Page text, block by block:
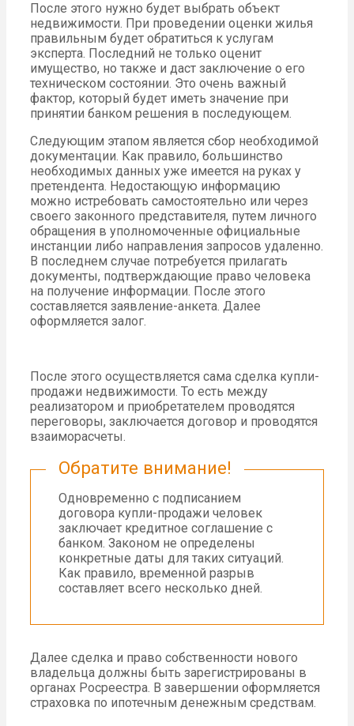
После этого нужно будет выбрать объект
недвижимости. При проведении оценки жилья
правильным будет обратиться к услугам
эксперта. Последний не только оценит
имущество, но также и даст заключение о его
техническом состоянии. Это очень важный
фактор, который будет иметь значение при
принятии банком решения в последующем.
Следующим этапом является сбор необходимой
документации. Как правило, большинство
необходимых данных уже имеется на руках у
претендента. Недостающую информацию
можно истребовать самостоятельно или через
своего законного представителя, путем личного
обращения в уполномоченные официальные
инстанции либо направления запросов удаленно.
В последнем случае потребуется прилагать
документы, подтверждающие право человека
на получение информации. После этого
составляется заявление-анкета. Далее
оформляется залог.
После этого осуществляется сама сделка купли-
продажи недвижимости. То есть между
реализатором и приобретателем проводятся
переговоры, заключается договор и проводятся
взаиморасчеты.
Обратите внимание!
Одновременно с подписанием
договора купли-продажи человек
заключает кредитное соглашение с
банком. Законом не определены
конкретные даты для таких ситуаций.
Как правило, временной разрыв
составляет всего несколько дней.
Далее сделка и право собственности нового
владельца должны быть зарегистрированы в
органах Росреестра. В завершении оформляется
страховка по ипотечным денежным средствам.